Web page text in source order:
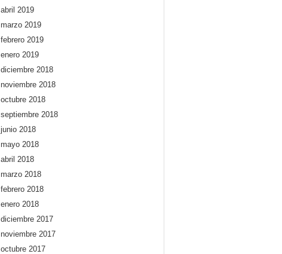
abril 2019
marzo 2019
febrero 2019
enero 2019
diciembre 2018
noviembre 2018
octubre 2018
septiembre 2018
junio 2018
mayo 2018
abril 2018
marzo 2018
febrero 2018
enero 2018
diciembre 2017
noviembre 2017
octubre 2017